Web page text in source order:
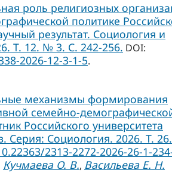
роль религиозных
политике
результат. Социология и
Т. 12. № 3. С. 242-256. DOI:
2026-12-3-1-5.
механизмы формирования
семейно-
Российского университета
Серия: Социология. 2026. Т.
2313-2272-2026-26-1-
Кучмаева О. В., Васильева Е. Н.